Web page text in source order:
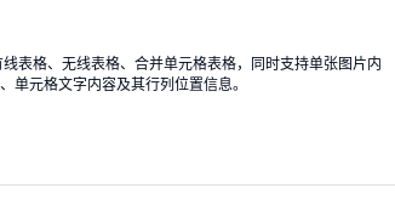
表格、无线表格、合并单元格表格，同时支持单张图片内
单元格文字内容及其行列位置信息。